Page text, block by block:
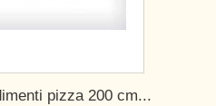
pizza 200 cm...